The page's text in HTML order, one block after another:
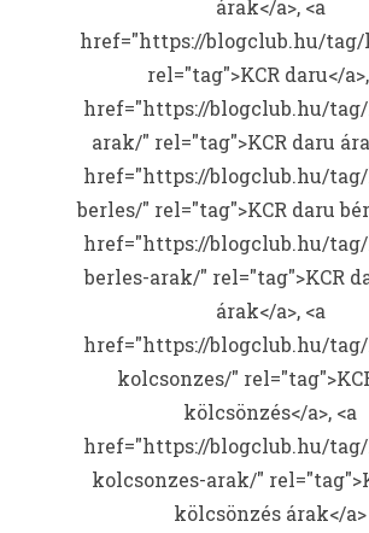
árak</a>, <a
href="https://blogclub.hu/
rel="tag">KCR daru</
href="https://blogclub.hu/
arak/" rel="tag">KCR daru
href="https://blogclub.hu/
berles/" rel="tag">KCR daru
href="https://blogclub.hu/
berles-arak/" rel="tag">KCR
árak</a>, <a
href="https://blogclub.hu/
kolcsonzes/"
kölcsönzés</a>, <a
href="https://blogclub.hu/
kolcsonzes-arak/"
kölcsönzés árak</a>